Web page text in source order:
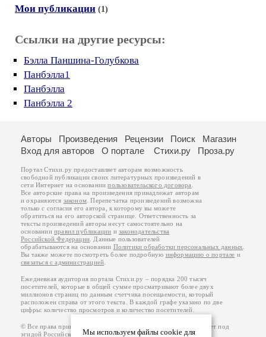
Мои публикации (1)
Ссылки на другие ресурсы:
Бэлла Паншина-Голубкова
Панбэлла1
Панбэлла
Панбэлла 2
Мы используем файлы cookie для
Авторы Произведения Рецензии Поиск
Магазин
Вход для авторов
О портале Стихи.ру Проза.ру
Портал Стихи.ру предоставляет авторам возможность
свободной публикации своих литературных произведений в
сети Интернет на основаниипользовательского договора
Все авторские права на произведения принадлежат авторам
и охраняются законом . Перепечатка произведений возможна
только с согласия его автора, к которому вы можете
обратиться на его авторской странице. Ответственность за
тексты произведений авторы несут самостоятельно на
основанииправил публикации изаконодательства
Российской Федерации . Данные пользователей
обрабатываются на основании Политики обработки персональных данных
Вы также можете посмотреть более подробную информацию о портале и
связаться с администрацией
Ежедневная аудитория портала Стихи.ру – порядка 200 тысяч
посетителей, которые в общей сумме просматривают более двух
миллионов страниц по данным счетчика посещаемости, который
расположен справа от этого текста. В каждой графе указано по две
цифры: количество просмотров и количество посетителей.
© Все права принадлежат авторам, 2000-2026. Портал работает под
эгидойРоссийского союза писателей.18+